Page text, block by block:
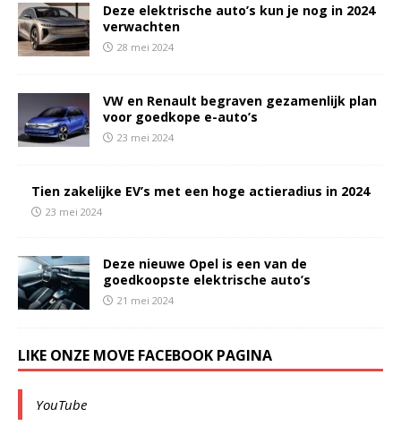
Deze elektrische auto’s kun je nog in 2024
verwachten
28 mei 2024
VW en Renault begraven gezamenlijk plan
voor goedkope e-auto’s
23 mei 2024
Tien zakelijke EV’s met een hoge actieradius in 2024
23 mei 2024
Deze nieuwe Opel is een van de
goedkoopste elektrische auto’s
21 mei 2024
LIKE ONZE MOVE FACEBOOK PAGINA
YouTube